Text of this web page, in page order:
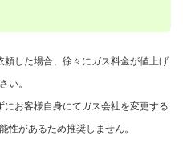
した場合、徐々にガス料金が値上げ
い。
お客様自身にてガス会社を変更する
性があるため推奨しません。